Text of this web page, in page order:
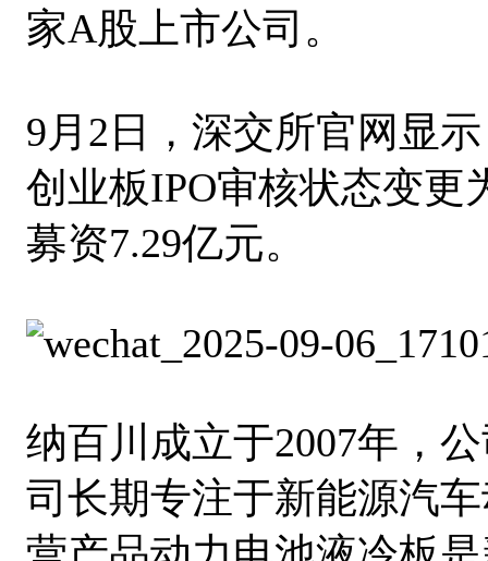
家A股上市公司。
9月2日，深交所官网显
创业板IPO审核状态变更
募资7.29亿元。
纳百川成立于2007年，
司长期专注于新能源汽